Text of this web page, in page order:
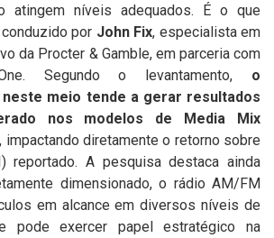
atingem níveis adequados. É o que
por John Fix, especialista em
da Procter & Gamble, em parceria com
Segundo o levantamento, o
meio tende a gerar resultados
nos modelos de Media Mix
, impactando diretamente o retorno sobre
reportado. A pesquisa destaca ainda
dimensionado, o rádio AM/FM
em alcance em diversos níveis de
pode exercer papel estratégico na